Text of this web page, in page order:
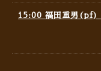
15:00 福田重男